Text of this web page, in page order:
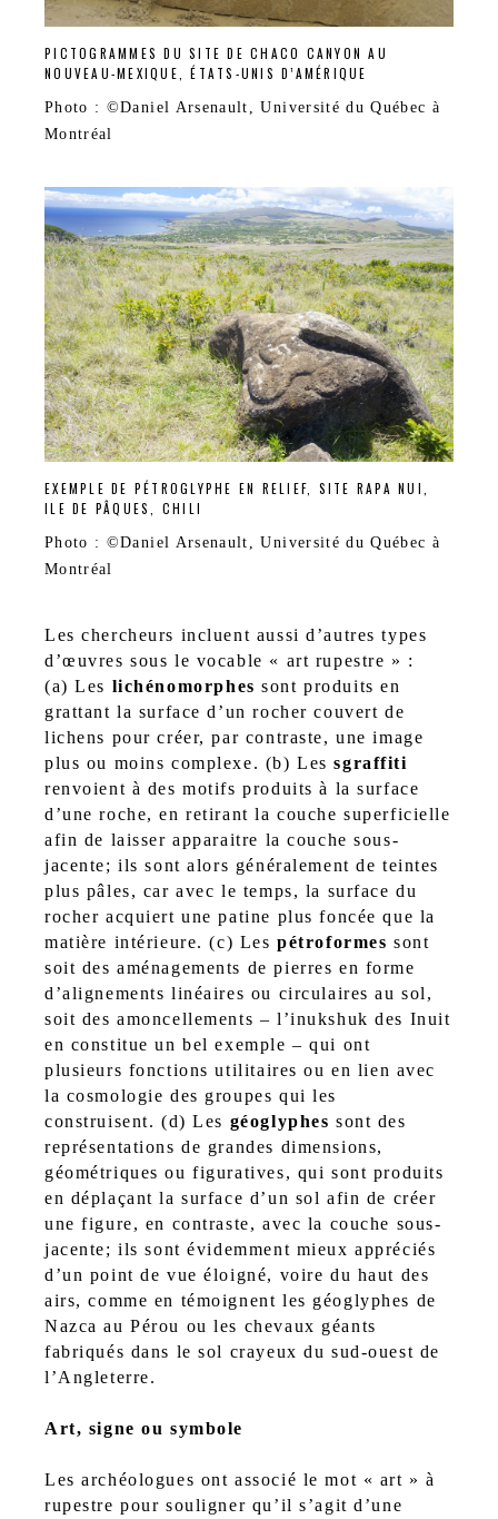
PICTOGRAMMES DU SITE DE CHACO CANYON AU
NOUVEAU-MEXIQUE, ÉTATS-UNIS D’AMÉRIQUE
Photo : ©Daniel Arsenault, Université du Québec à
Montréal
EXEMPLE DE PÉTROGLYPHE EN RELIEF, SITE RAPA NUI,
ILE DE PÂQUES, CHILI
Photo : ©Daniel Arsenault, Université du Québec à
Montréal
Les chercheurs incluent aussi d’autres types
d’œuvres sous le vocable « art rupestre » :
(a) Les lichénomorphes sont produits en
grattant la surface d’un rocher couvert de
lichens pour créer, par contraste, une image
plus ou moins complexe. (b) Lessgraffiti
renvoient à des motifs produits à la surface
d’une roche, en retirant la couche superficielle
afin de laisser apparaitre la couche sous-
jacente; ils sont alors généralement de teintes
plus pâles, car avec le temps, la surface du
rocher acquiert une patine plus foncée que la
matière intérieure. (c) Lespétroformes sont
soit des aménagements de pierres en forme
d’alignements linéaires ou circulaires au sol,
soit des amoncellements – l’inukshuk des Inuit
en constitue un bel exemple – qui ont
plusieurs fonctions utilitaires ou en lien avec
la cosmologie des groupes qui les
construisent. (d) Les géoglyphes sont des
représentations de grandes dimensions,
géométriques ou figuratives, qui sont produits
en déplaçant la surface d’un sol afin de créer
une figure, en contraste, avec la couche sous-
jacente; ils sont évidemment mieux appréciés
d’un point de vue éloigné, voire du haut des
airs, comme en témoignent les géoglyphes de
Nazca au Pérou ou les chevaux géants
fabriqués dans le sol crayeux du sud-ouest de
l’Angleterre.
Art, signe ou symbole
Les archéologues ont associé le mot « art » à
rupestre pour souligner qu’il s’agit d’une